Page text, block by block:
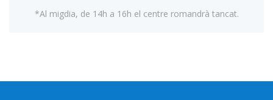
*Al migdia, de 14h a 16h el centre romandrà tancat.